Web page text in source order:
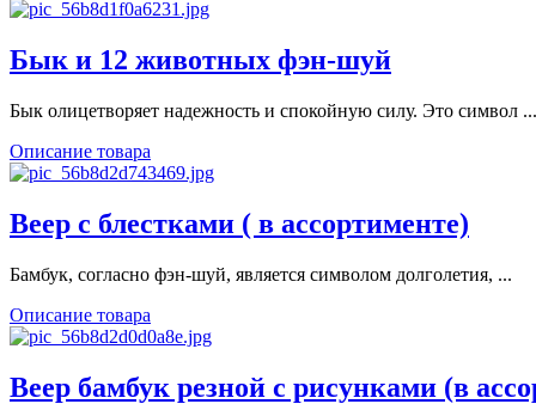
Бык и 12 животных фэн-шуй
Бык олицетворяет надежность и спокойную силу. Это символ ...
Описание товара
Веер с блестками ( в ассортименте)
Бамбук, согласно фэн-шуй, является символом долголетия, ...
Описание товара
Веер бамбук резной с рисунками (в